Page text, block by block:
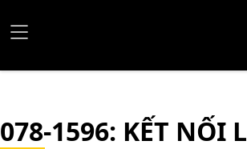
078-1596: KẾT NỐI L